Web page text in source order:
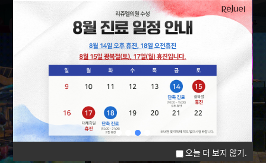
전 세계에서 주목받는 골반필러 시술을 선보입니다.
오늘 더 보지 않기.